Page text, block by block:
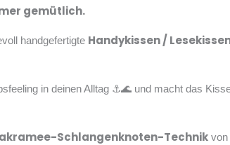
gemütlich.
handgefertigte Handykissen /
in deinen Alltag ⚓️🌊 und macht das
Schlangenknoten-Technik von